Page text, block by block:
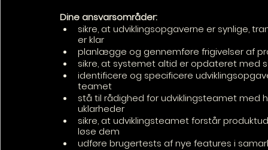
Dine ansvarsområder:
sikre, at udviklingsopgaverne er synlige,
er klar
planlægge og gennemføre frigivelser af
sikre, at systemet altid er opdateret med
identificere og specificere
teamet
stå til rådighed for udviklingsteamet
uklarheder
sikre, at udviklingsteamet forstår
løse dem
udføre brugertests af nye features i